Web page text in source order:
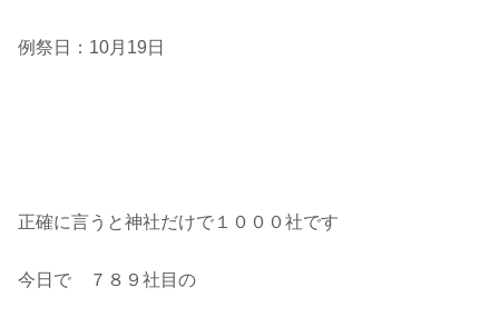
例祭日：10月19日
正確に言うと神社だけで１０００社です
今日で ７８９社目の